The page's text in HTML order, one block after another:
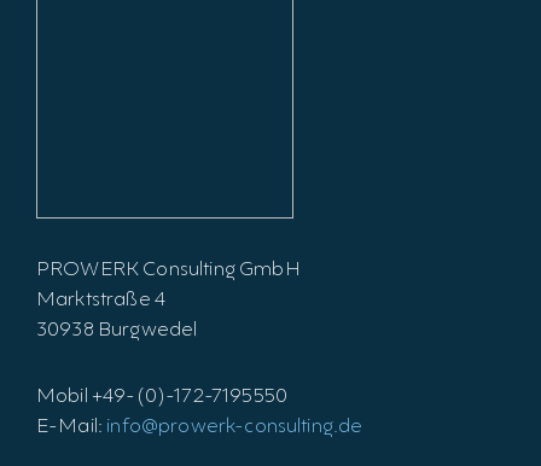
PROWERK Consulting GmbH
Marktstraße 4
30938 Burgwedel
Mobil +49-(0)-172-7195550
E-Mail: info@prowerk-consulting.de